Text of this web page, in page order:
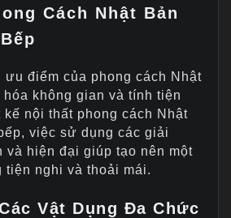
Cách Nhật Bản
ưu điểm của phong cách Nhật
không gian và tính tiện
kế nội thất phong cách Nhật
việc sử dụng các giải
và hiện đại giúp tạo nên một
tiện nghi và thoải mái.
Vật Dụng Đa Chức